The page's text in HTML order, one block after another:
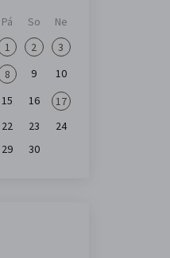
Pá So
Ne
1
2
3
8 9
10
15 16
17
22 23
24
29 30